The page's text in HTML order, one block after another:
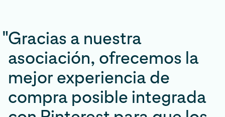
"Gracias a nuestra
asociación, ofrecemos la
mejor experiencia de
compra posible integrada